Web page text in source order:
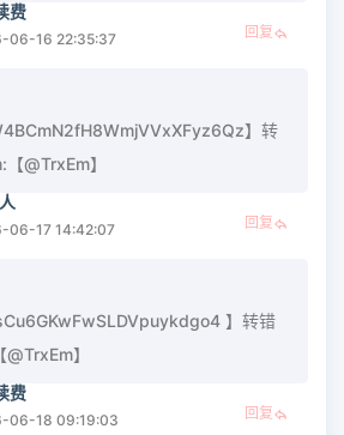
费
06-16 22:35:37 回复
】转
@TrxEm】
06-17 14:42:07 回复
】转错
】
费
06-18 09:19:03 回复